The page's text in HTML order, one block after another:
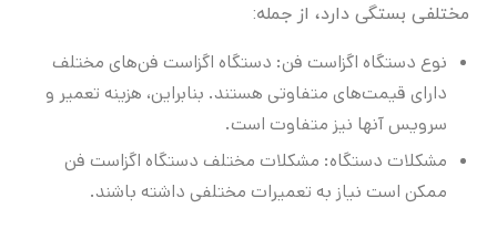
مختلفی بستگی دارد، از جمله:
نوع دستگاه اگزاست فن: دستگاه اگزاست فن‌های مختلف
دارای قیمت‌های متفاوتی هستند. بنابراین، هزینه تعمیر و
سرویس آنها نیز متفاوت است.
مشکلات دستگاه: مشکلات مختلف دستگاه اگزاست فن
ممکن است نیاز به تعمیرات مختلفی داشته باشند.